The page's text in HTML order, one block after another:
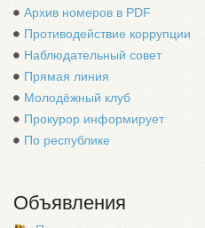
Архив номеров в PDF
Противодействие коррупции
Наблюдательный совет
Прямая линия
Молодёжный клуб
Прокурор информирует
По республике
Объявления